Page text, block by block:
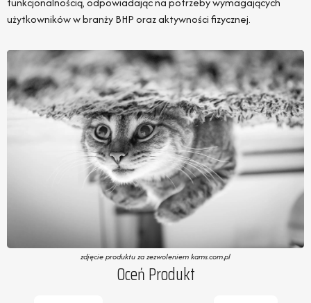
użytkowników w branży BHP oraz aktywności fizycznej.
zdjęcie produktu za zezwoleniem kams.com.pl
Oceń Produkt